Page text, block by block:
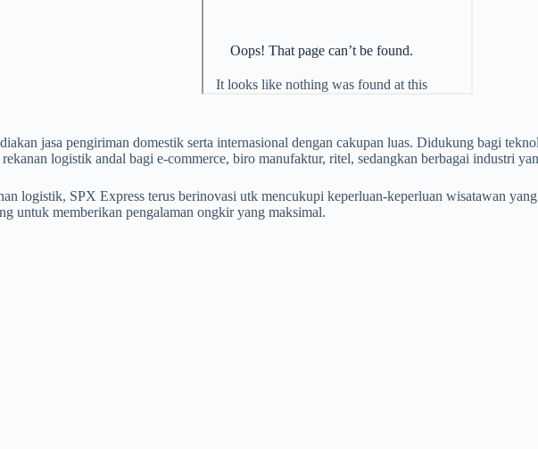
jasa pengiriman domestik serta internasional dengan cakupan luas. Didukung bagi
logistik andal bagi e-commerce, biro manufaktur, ritel, sedangkan berbagai industri
logistik, SPX Express terus berinovasi utk mencukupi keperluan-keperluan wisatawan
untuk memberikan pengalaman ongkir yang maksimal.